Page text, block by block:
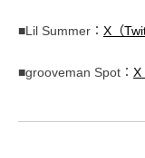
■Lil Summer： X（
■grooveman Spot： X